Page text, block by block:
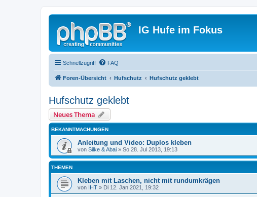
IG Hufe im Fokus
Schnellzugriff FAQ
Foren-Übersicht Hufschutz Hufschutz geklebt
Hufschutz geklebt
Neues Thema
BEKANNTMACHUNGEN
Anleitung und Video: Duplos kleben
von Silke & Abai » So 28. Jul 2013, 19:13
THEMEN
Kleben mit Laschen, nicht mit rundumkrägen
von IHT » Di 12. Jan 2021, 19:32